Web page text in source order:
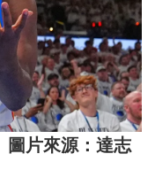
圖片來源：達志